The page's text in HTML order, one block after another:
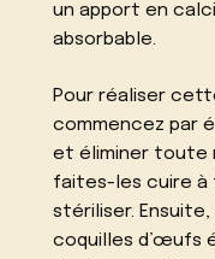
un apport en
absorbable.
Pour réaliser
commencez par
et éliminer toute
faites-les cuire à
stériliser.
coquilles d’œufs